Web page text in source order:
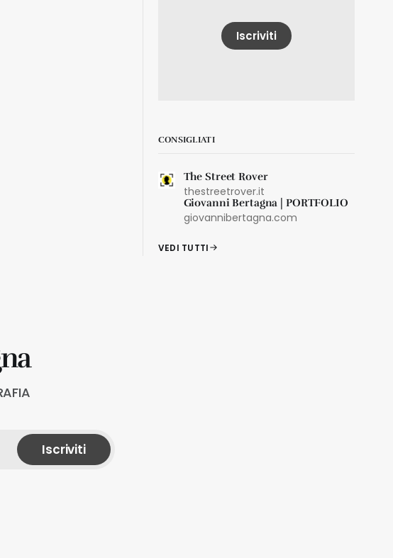
Iscriviti
CONSIGLIATI
The Street Rover
thestreetrover.it
Giovanni Bertagna | PORTFOLIO
giovannibertagna.com
VEDI TUTTI
Iscriviti